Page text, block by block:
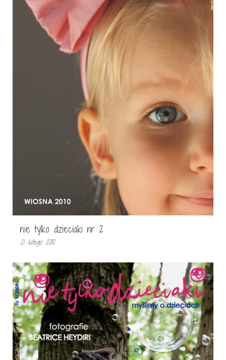
nie tylko dzieciaki nr 2
21 lutego 2010